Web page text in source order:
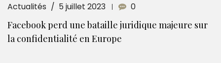
Actualités 5 juillet 2023 0
Facebook perd une bataille juridique majeure sur
la confidentialité en Europe